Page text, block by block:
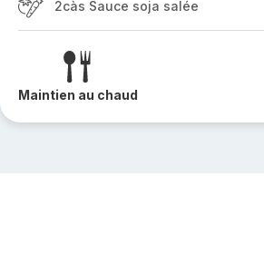
2càs Sauce soja salée
Maintien au chaud